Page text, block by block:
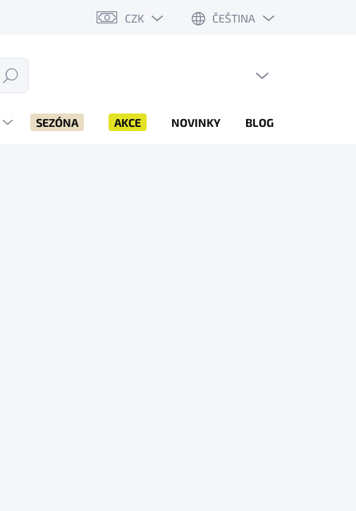
CZK ČEŠTINA
Hledat
SEZÓNA AKCE NOVINKY BLOG